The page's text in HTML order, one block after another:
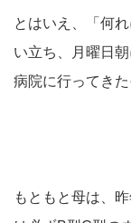
とはいえ、「何
い立ち、月曜日
病院に行ってきた
もともと母は、